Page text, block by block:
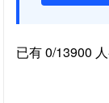
已有 0/13900